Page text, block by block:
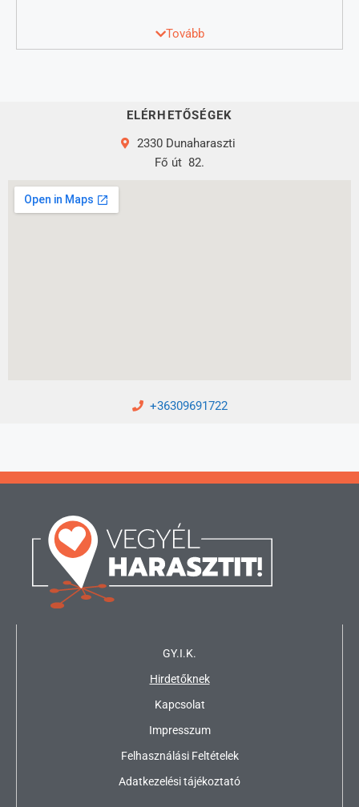
4 darab jó minőségű Suzuki gumi felnin centírozva.
Tovább
ELÉRHETŐSÉGEK
2330 Dunaharaszti
Fő út 82.
+36309691722
GY.I.K.
Hirdetőknek
Kapcsolat
Impresszum
Felhasználási Feltételek
Adatkezelési tájékoztató